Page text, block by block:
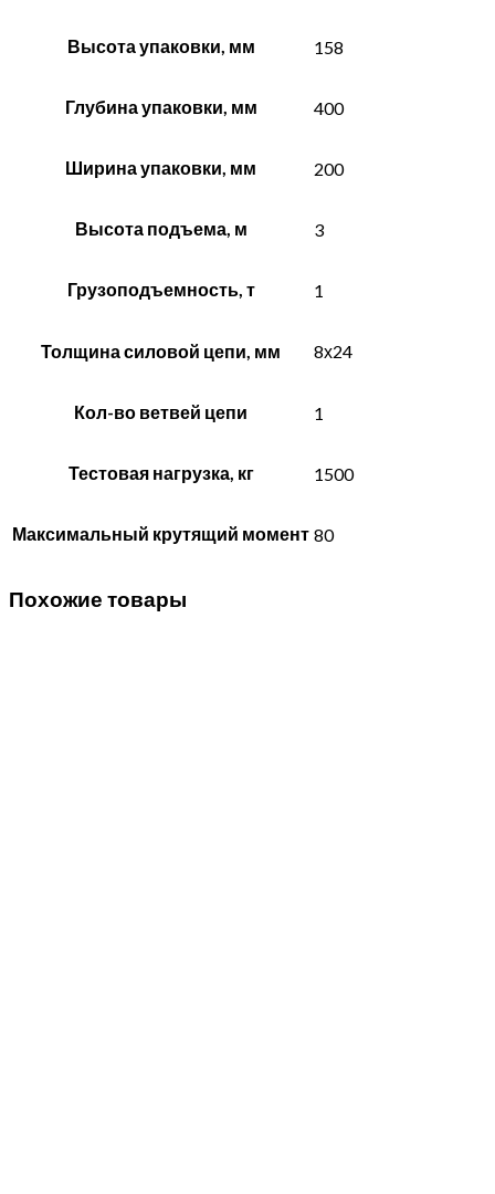
Высота упаковки, мм 158
Глубина упаковки, мм 400
Ширина упаковки, мм 200
Высота подъема, м 3
Грузоподъемность, т 1
Толщина силовой цепи, мм 8х24
Кол-во ветвей цепи 1
Тестовая нагрузка, кг 1500
Максимальный крутящий момент 80
Похожие товары